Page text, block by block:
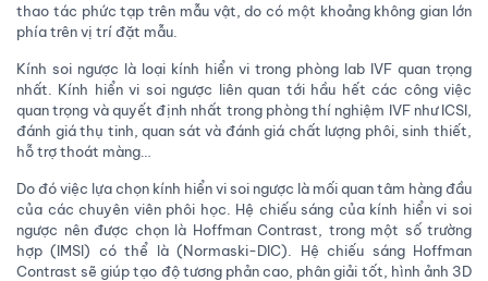
thao tác phức tạp trên mẫu vật, do có một khoảng không gian lớn
phía trên vị trí đặt mẫu.
Kính soi ngược là loại kính hiển vi trong phòng lab IVF quan trọng
nhất. Kính hiển vi soi ngược liên quan tới hầu hết các công việc
quan trọng và quyết định nhất trong phòng thí nghiệm IVF như ICSI,
đánh giá thụ tinh, quan sát và đánh giá chất lượng phôi, sinh thiết,
hỗ trợ thoát màng…
Do đó việc lựa chọn kính hiển vi soi ngược là mối quan tâm hàng đầu
của các chuyên viên phôi học. Hệ chiếu sáng của kính hiển vi soi
ngược nên được chọn là Hoffman Contrast, trong một số trường
hợp (IMSI) có thể là (Normaski-DIC). Hệ chiếu sáng Hoffman
Contrast sẽ giúp tạo độ tương phản cao, phân giải tốt, hình ảnh 3D